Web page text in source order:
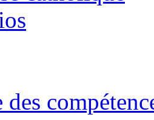
des